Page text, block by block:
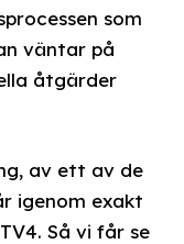
som
väntar på
åtgärder
av ett av de
igenom exakt
Så vi får se